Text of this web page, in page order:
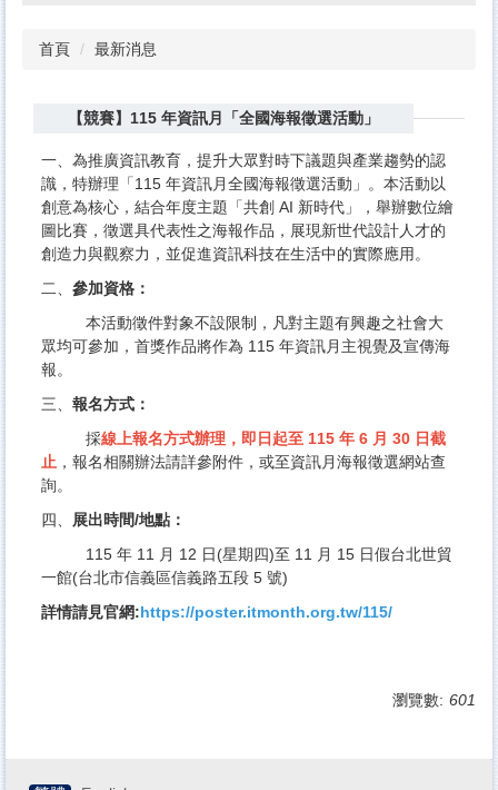
首頁 最新消息
【競賽】115 年資訊月「全國海報徵選活動」
一、為推廣資訊教育，提升大眾對時下議題與產業趨勢的認
識，特辦理「115 年資訊月全國海報徵選活動」。本活動以
創意為核心，結合年度主題「共創 AI 新時代」，舉辦數位繪
圖比賽，徵選具代表性之海報作品，展現新世代設計人才的
創造力與觀察力，並促進資訊科技在生活中的實際應用。
二、 參加資格：
本活動徵件對象不設限制，凡對主題有興趣之社會大
眾均可參加，首獎作品將作為 115 年資訊月主視覺及宣傳海
報。
三、 報名方式：
採線上報名方式辦理，即日起至 115 年 6 月 30 日截
止 ，報名相關辦法請詳參附件，或至資訊月海報徵選網站查
詢。
四、
展出時間/地點：
115 年 11 月 12 日(星期四)至 11 月 15 日假台北世貿
一館(台北市信義區信義路五段 5 號)
詳情請見官網:https://poster.itmonth.org.tw/115/
瀏覽數: 601